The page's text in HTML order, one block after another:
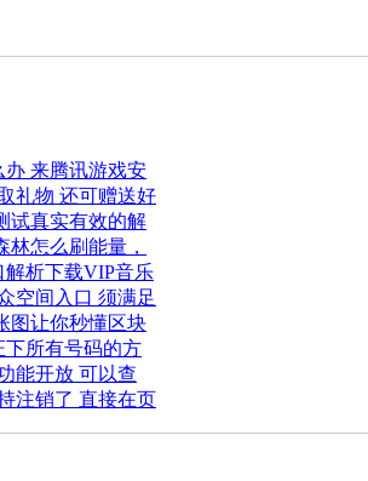
来腾讯游戏安
礼物 还可赠送好
试真实有效的解
林怎么刷能量，
解析下载VIP音乐
空间入口 须满足
图让你秒懂区块
所有号码的方
能开放 可以查
注销了 直接在页